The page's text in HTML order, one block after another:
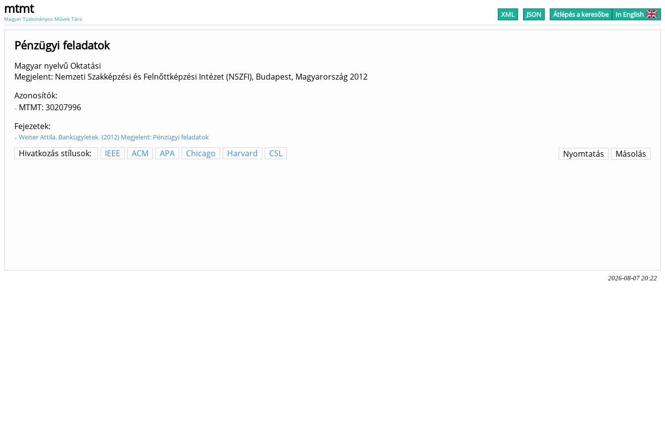
mtmt
Magyar Tudományos Művek Tára XML JSON Átlépés a keresőbe In English
Pénzügyi feladatok
Magyar nyelvű Oktatási
Megjelent: Nemzeti Szakképzési és Felnőttképzési Intézet (NSZFI), Budapest, Magyarország2012
Azonosítók
MTMT: 30207996
Fejezetek
Weiser Attila. Bankügyletek. (2012) Megjelent: Pénzügyi feladatok
Hivatkozás stílusok: IEEE ACM APA Chicago Harvard CSL Másolás
Nyomtatás
2026-08-07 20:22